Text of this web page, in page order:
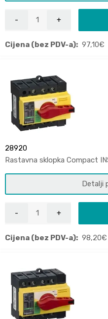
Cijena (bez PDV-a): 97,10€
28920
Rastavna sklopka Compact
Detalji
Cijena (bez PDV-a): 98,20€